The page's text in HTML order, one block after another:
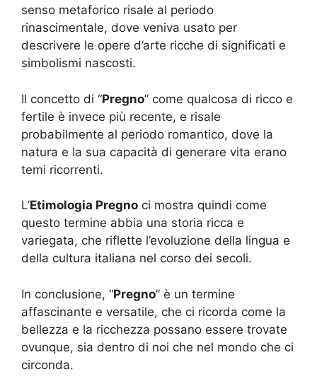
senso metaforico risale al periodo
rinascimentale, dove veniva usato per
descrivere le opere d’arte ricche di significati e
simbolismi nascosti.
Il concetto di “Pregno” come qualcosa di ricco e
fertile è invece più recente, e risale
probabilmente al periodo romantico, dove la
natura e la sua capacità di generare vita erano
temi ricorrenti.
L’Etimologia Pregno ci mostra quindi come
questo termine abbia una storia ricca e
variegata, che riflette l’evoluzione della lingua e
della cultura italiana nel corso dei secoli.
In conclusione, “Pregno” è un termine
affascinante e versatile, che ci ricorda come la
bellezza e la ricchezza possano essere trovate
ovunque, sia dentro di noi che nel mondo che ci
circonda.